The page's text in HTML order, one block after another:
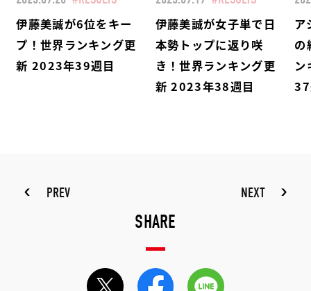
伊藤美誠が6位をキー
プ！世界ランキング更
新 2023年39週目
伊藤美誠が女子単で日
本勢トップに返り咲
き！世界ランキング更
新 2023年38週目
ア
の
PREV NEXT
SHARE